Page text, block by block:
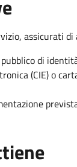
assicurati di
pubblico di
(CIE) o